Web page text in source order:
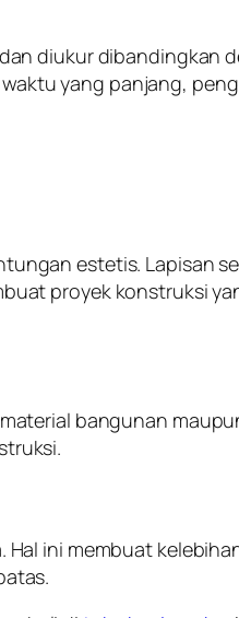
diukur dibandingkan
yang panjang,
estetis. Lapisan
proyek konstruksi
bangunan
ini membuat